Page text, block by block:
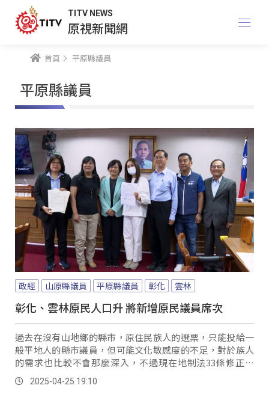
TITV NEWS
原視新聞網
首頁 平原縣議員
平原縣議員
政經 山原縣議員 平原縣議員 彰化 雲林
彰化、雲林原民人口升 將新增原民議員席次
過去在沒有山地鄉的縣市，原住民族人的選票，只能投給一
般平地人的縣市議員，但可能文化敏感度的不足，對於族人
的需求也比較不會那麼深入，不過現在地制法33條修正過
後，沒有山地鄉的縣市，只要山原滿1500人，即可產生一席
山原議員，進入議會為族人發聲。
2025-04-25 19:10